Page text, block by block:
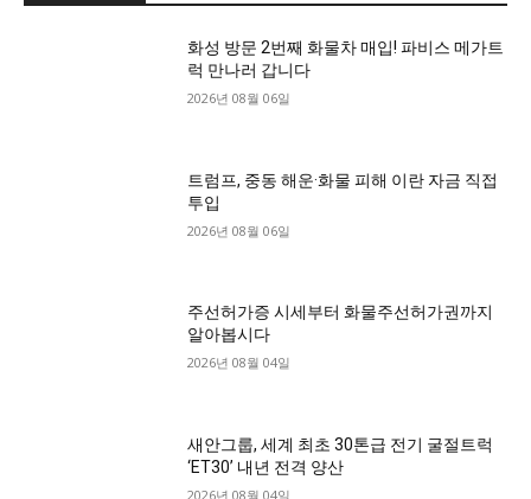
화성 방문 2번째 화물차 매입! 파비스 메가트
럭 만나러 갑니다
2026년 08월 06일
트럼프, 중동 해운·화물 피해 이란 자금 직접
투입
2026년 08월 06일
주선허가증 시세부터 화물주선허가권까지
알아봅시다
2026년 08월 04일
새안그룹, 세계 최초 30톤급 전기 굴절트럭
‘ET30’ 내년 전격 양산
2026년 08월 04일